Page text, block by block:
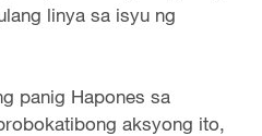
linya sa isyu ng
panig Hapones sa
aksyong ito,